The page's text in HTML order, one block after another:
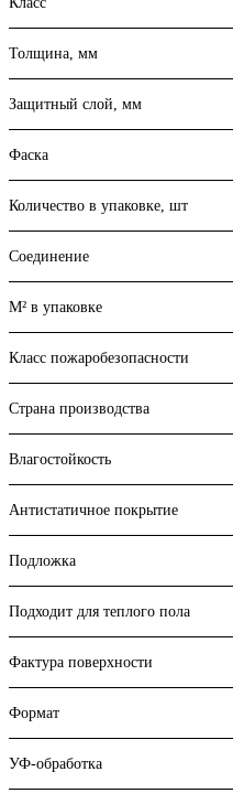
Толщина, мм
Защитный слой, мм
Фаска
Количество в упаковке, шт
Соединение
М² в упаковке
Класс пожаробезопасности
Страна производства
Влагостойкость
Антистатичное покрытие
Подложка
Подходит для теплого пола
Фактура поверхности
Формат
УФ-обработка